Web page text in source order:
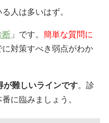
人は多いはず。
断 」です。 簡単な質問に
対策すべき弱点がわか
が難しいラインです。診
に臨みましょう。